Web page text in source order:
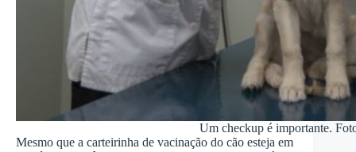
Um checkup é importante.
Mesmo que a carteirinha de vacinação do cão esteja em